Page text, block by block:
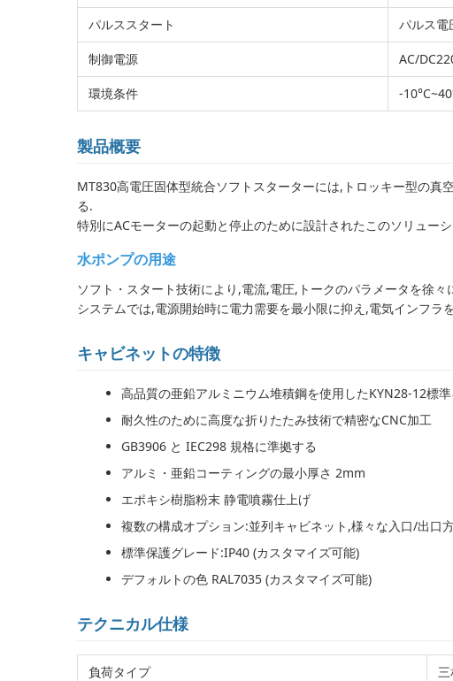
パルススタート パルス電
制御電源 AC/
環境条件 -
製品概要
MT830高電圧固体型統合ソフトスターターには,トロッキー型の
る.
特別にACモーターの起動と停止のために設計されたこのソリュー
水ポンプの用途
ソフト・スタート技術により,電流,電圧,トークのパラメータを徐
システムでは,電源開始時に電力需要を最小限に抑え,電気インフ
キャビネットの特徴
高品質の亜鉛アルミニウム堆積鋼を使用したKYN28-12標
耐久性のために高度な折りたたみ技術で精密なCNC加工
GB3906 と IEC298 規格に準拠する
アルミ・亜鉛コーティングの最小厚さ 2mm
エポキシ樹脂粉末 静電噴霧仕上げ
複数の構成オプション:並列キャビネット,様々な入口/出口
標準保護グレード:IP40 (カスタマイズ可能)
デフォルトの色 RAL7035 (カスタマイズ可能)
テクニカル仕様
負荷タイプ